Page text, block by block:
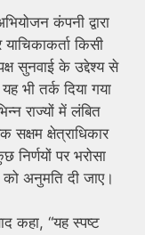
कंपनी द्वारा
किसी
सुनवाई के उद्देश्य से
भी तर्क दिया गया
राज्यों में लंबित
क्षेत्राधिकार
पर भरोसा
अनुमति दी जाए।
कहा, “यह स्पष्ट